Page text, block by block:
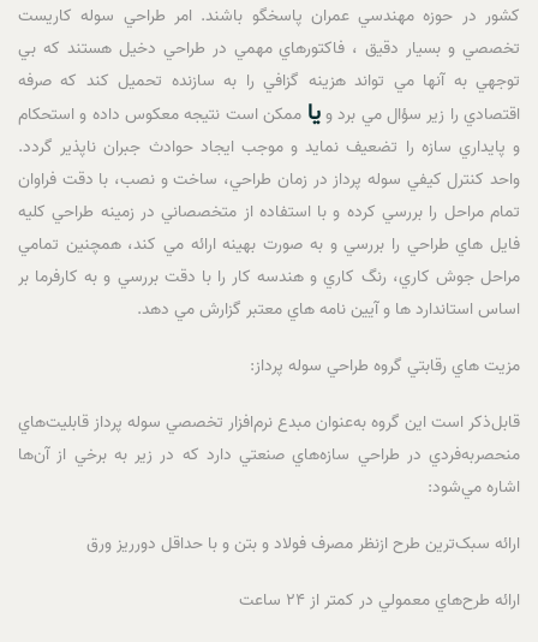
کشور در حوزه مهندسي عمران پاسخگو باشند. امر طراحي سوله کاريست
تخصصي و بسيار دقيق ، فاکتورهاي مهمي در طراحي دخيل هستند که بي
توجهي به آنها مي تواند هزينه گزافي را به سازنده تحميل کند که صرفه
اقتصادي را زير سؤال مي برد ويا ممکن است نتيجه معکوس داده و استحکام
و پايداري سازه را تضعيف نمايد و موجب ايجاد حوادث جبران ناپذير گردد.
واحد کنترل کيفي سوله پرداز در زمان طراحي، ساخت و نصب، با دقت فراوان
تمام مراحل را بررسي کرده و با استفاده از متخصصاني در زمينه طراحي کليه
فايل هاي طراحي را بررسي و به صورت بهينه ارائه مي کند، همچنين تمامي
مراحل جوش کاري، رنگ کاري و هندسه کار را با دقت بررسي و به کارفرما بر
اساس استاندارد ها و آيين نامه هاي معتبر گزارش مي دهد.
مزيت هاي رقابتي گروه طراحي سوله پرداز:
قابل‌ذکر است اين گروه به‌عنوان مبدع نرم‌افزار تخصصي سوله پرداز قابليت‌هاي
منحصربه‌فردي در طراحي سازه‌هاي صنعتي دارد که در زير به برخي از آن‌ها
اشاره مي‌شود:
ارائه سبک‌ترين طرح ازنظر مصرف فولاد و بتن و با حداقل دورريز ورق
ارائه طرح‌هاي معمولي در کمتر از 24 ساعت